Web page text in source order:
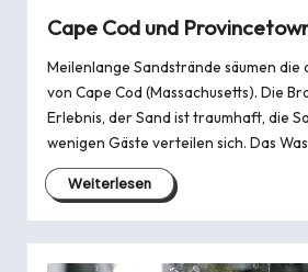
Cape Cod und
Meilenlange Sandstrände säumen die
von Cape Cod (Massachusetts). Die
Erlebnis, der Sand ist traumhaft, die
wenigen Gäste verteilen sich. Das
Weiterlesen